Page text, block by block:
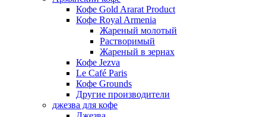
Кофе Gold Ararat Product
Кофе Royal Armenia
Жареный молотый
Растворимый
Жареный в зернах
Кофе Jezva
Le Café Paris
Кофе Grounds
Другие производители
джезва для кофе